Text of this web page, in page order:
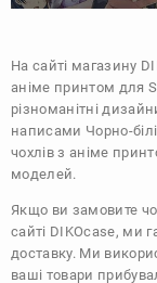
На сайті магазину
аніме принтом для
різноманітні
написами Чорно-білі
чохлів з аніме
моделей.
Якщо ви замовите
сайті DIKOcase, ми
доставку. Ми
ваші товари